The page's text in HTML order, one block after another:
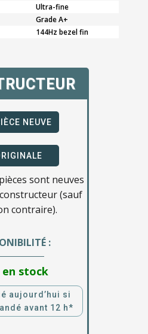
Ultra-fine
Grade A+
144Hz bezel fin
NEUVE
sont neuves
(sauf
contraire).
:
en stock
aujourd’hui si
avant 12 h*